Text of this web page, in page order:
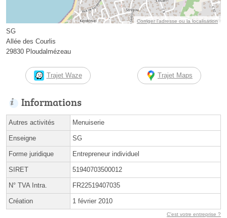
Corriger l’adresse ou la localisation
SG
Allée des Courlis
29830 Ploudalmézeau
Trajet Waze Trajet Maps
Informations
Autres activités Menuiserie
Enseigne SG
Forme juridique Entrepreneur individuel
SIRET 51940703500012
N° TVA Intra. FR22519407035
Création 1 février 2010
C'est votre entreprise ?